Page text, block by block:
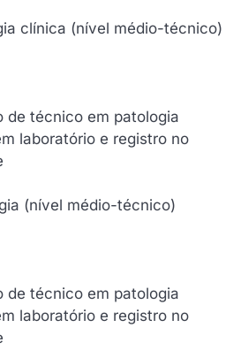
clínica (nível médio-técnico)
de técnico em patologia
laboratório e registro no
(nível médio-técnico)
de técnico em patologia
laboratório e registro no